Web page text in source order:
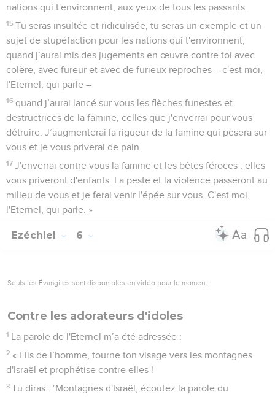
nations qui t'environnent, aux yeux de tous les passants.
15 Tu seras insultée et ridiculisée, tu seras un exemple et un
sujet de stupéfaction pour les nations qui t'environnent,
quand j’aurai mis des jugements en œuvre contre toi avec
colère, avec fureur et avec de furieux reproches – c'est moi,
l'Eternel, qui parle –
16 quand j’aurai lancé sur vous les flèches funestes et
destructrices de la famine, celles que j'enverrai pour vous
détruire. J’augmenterai la rigueur de la famine qui pèsera sur
vous et je vous priverai de pain.
17 J'enverrai contre vous la famine et les bêtes féroces ; elles
vous priveront d'enfants. La peste et la violence passeront au
milieu de vous et je ferai venir l'épée sur vous. C'est moi,
l'Eternel, qui parle. »
Ezéchiel 6
Seuls les Évangiles sont disponibles en vidéo pour le moment.
Contre les adorateurs d'idoles
1 La parole de l'Eternel m’a été adressée :
2 « Fils de l’homme, tourne ton visage vers les montagnes
d'Israël et prophétise contre elles !
3 Tu diras : ‘Montagnes d'Israël, écoutez la parole du